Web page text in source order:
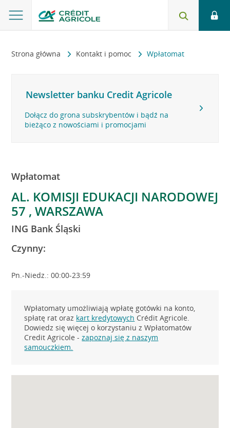
Strona główna Kontakt i pomoc Wpłatomat
Newsletter banku Credit Agricole
Dołącz do grona subskrybentów i bądź na
bieżąco z nowościami i promocjami
Wpłatomat
AL. KOMISJI EDUKACJI NARODOWEJ
57 , WARSZAWA
ING Bank Śląski
Czynny:
Pn.-Niedz.: 00:00-23:59
Wpłatomaty umożliwiają wpłatę gotówki na konto,
spłatę rat oraz kart kredytowych Crédit Agricole.
Dowiedz się więcej o korzystaniu z Wpłatomatów
Credit Agricole -zapoznaj się z naszym
samouczkiem.